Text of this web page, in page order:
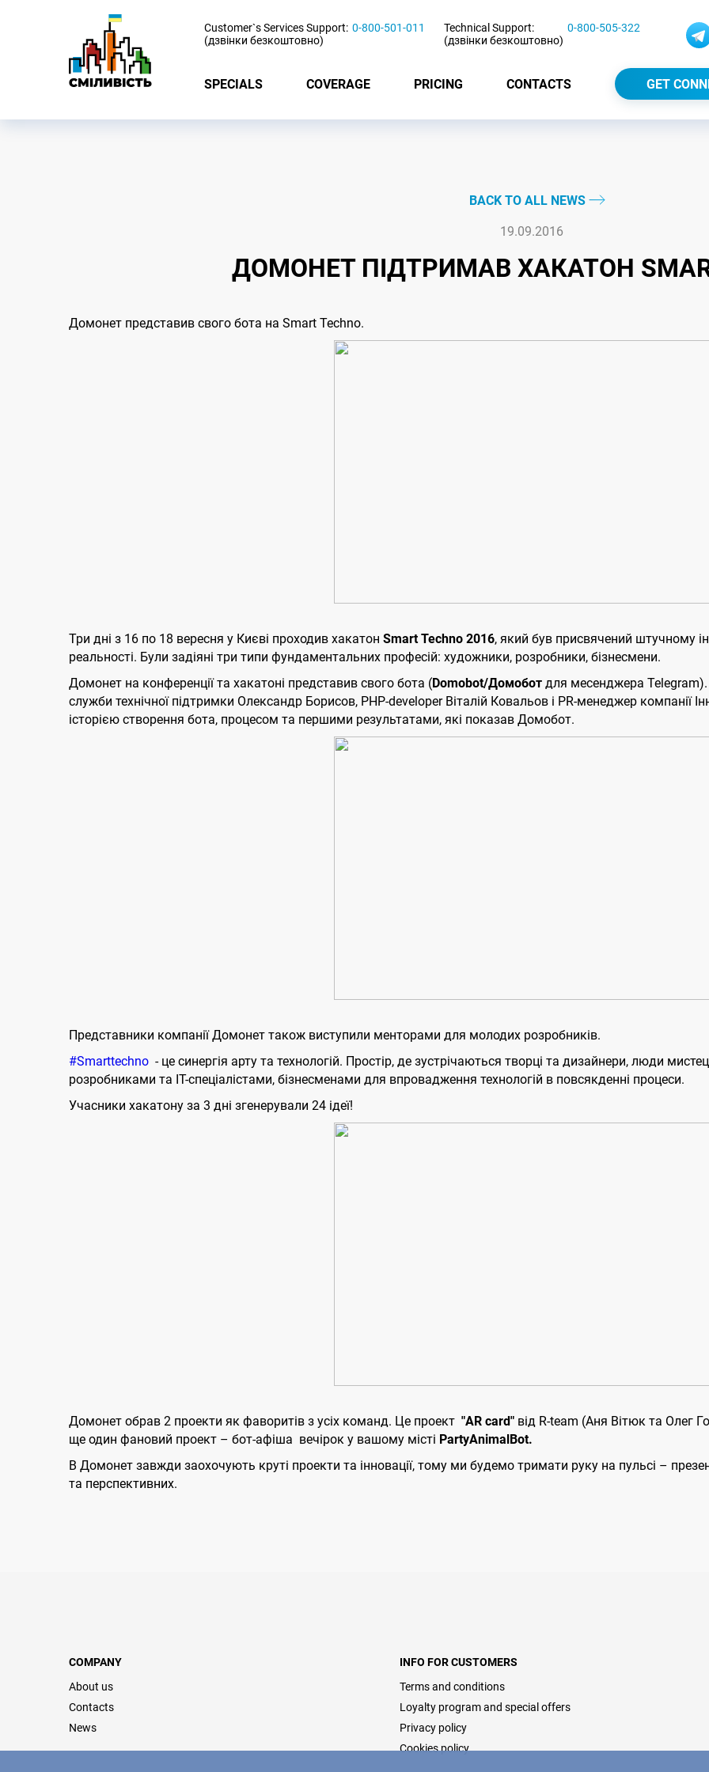
Customer`s Services Support:
(дзвінки безкоштовно)
0-800-501-011
Technical Support:
(дзвінки безкоштовно)
0-800-505-322
SPECIALS COVERAGE PRICING CONTACTS GET
BACK TO ALL NEWS
19.09.2016
ДОМОНЕТ ПІДТРИМАВ ХАКАТОН
Домонет представив свого бота на Smart Techno.
Три дні з 16 по 18 вересня у Києві проходив хакатон Smart Techno 2016, який був присвячений штучному
реальності. Були задіяні три типи фундаментальних професій: художники, розробники, бізнесмени.
Домонет на конференції та хакатоні представив свого бота (Domobot/Домобот для месенджера Telegram).
служби технічної підтримки Олександр Борисов, PHP-developer Віталій Ковальов і PR-менеджер компанії
історією створення бота, процесом та першими результатами, які показав Домобот.
Представники компанії Домонет також виступили менторами для молодих розробників.
#Smarttechno - це синергія арту та технологій. Простір, де зустрічаються творці та дизайнери, люди
розробниками та IT-спеціалістами, бізнесменами для впровадження технологій в повсякденні процеси.
Учасники хакатону за 3 дні згенерували 24 ідеї!
Домонет обрав 2 проекти як фаворитів з усіх команд. Це проект "AR card" від R-team (Аня Вітюк та Олег
ще один фановий проект – бот-афіша вечірок у вашому місті PаrtyAnimalBot.
В Домонет завжди заохочують круті проекти та інновації, тому ми будемо тримати руку на пульсі –
та перспективних.
COMPANY
About us
Contacts
News
INFO FOR CUSTOMERS
Terms and conditions
Loyalty program and special offers
Privacy policy
Cookies policy